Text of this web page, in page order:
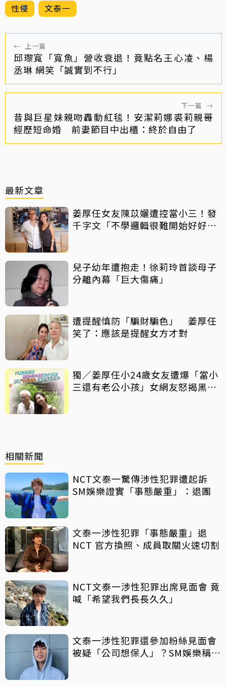
性侵 文泰一
← 上一篇
邱瓈寬「寬魚」營收衰退！竟點名王心凌、楊
丞琳 網笑「誠實到不行」
下一篇 →
昔與巨星妹親吻轟動紅毯！安潔莉娜裘莉親哥
經歷短命婚 前妻節目中出櫃：終於自由了
最新文章
姜厚任女友陳苡孋遭控當小三！發
千字文「不學邏輯很難開始好好
兒子幼年遭抱走！徐莉玲首談母子
分離內幕「巨大傷痛」
遭提醒慎防「騙財騙色」 姜厚任
笑了：應該是提醒女方才對
獨／姜厚任小24歲女友遭爆「當小
三還有老公小孩」女網友怒揭黑歷
相關新聞
NCT文泰一驚傳涉性犯罪遭起訴
SM娛樂證實「事態嚴重」：退團
文泰一涉性犯罪「事態嚴重」退
NCT 官方換照、成員取關火速切割
NCT文泰一涉性犯罪出席見面會 竟
喊「希望我們長長久久」
文泰一涉性犯罪還參加粉絲見面會
被疑「公司想保人」？SM娛樂稱8